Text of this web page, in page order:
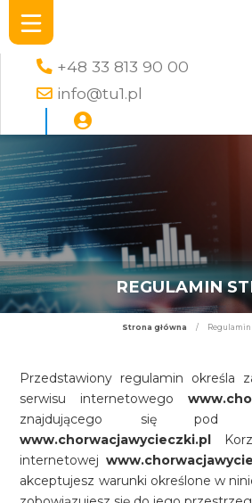
+48 33 813 90 00
info@tu1.pl
REGULAMIN
Strona główna /
Przedstawiony regulamin określa
serwisu internetowego
znajdującego się pod
www.chorwacjawycieczki.pl
internetowej
akceptujesz warunki określone w